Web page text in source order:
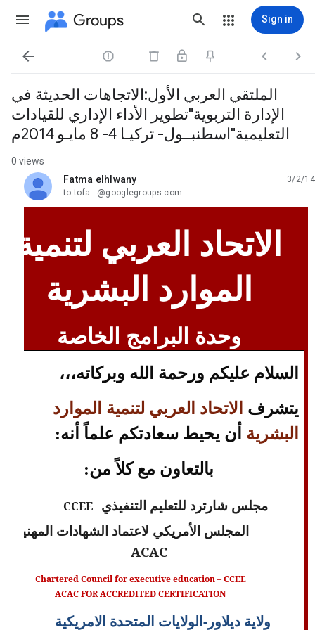
Groups Sign in
   
الملتقي العربي الأول:الاتجاهات الحديثة في
الإدارة التربوية"تطوير الأداء الإداري للقيادات
التعليمية"اسطنبــول- تركيـا 4- 8 مايـو 2014م
0 views
Fatma elhlwany
unread,
3/2/14
to tofa...@googlegroups.com
الاتحاد العربي لتنمية
الموارد البشرية
وحدة البرامج الخاصة
السلام عليكم ورحمة الله وبركاته،،،
يتشرف الاتحاد العربي لتنمية الموارد
البشرية أن يحيط سعادتكم علماً أنه:
بالتعاون مع كلاً من:
مجلس شارترد للتعليم التنفيذي CCEE
المجلس الأمريكي لاعتماد الشهادات المهنية
ACAC
Chartered Council for executive education – CCEE
ACAC FOR ACCREDITED CERTIFICATION
ولاية ديلاور-الولايات المتحدة الامريكية